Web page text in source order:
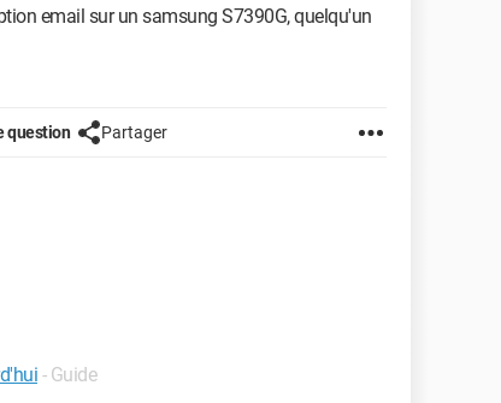
email sur un samsung S7390G, quelqu'un
question Partager
- Guide